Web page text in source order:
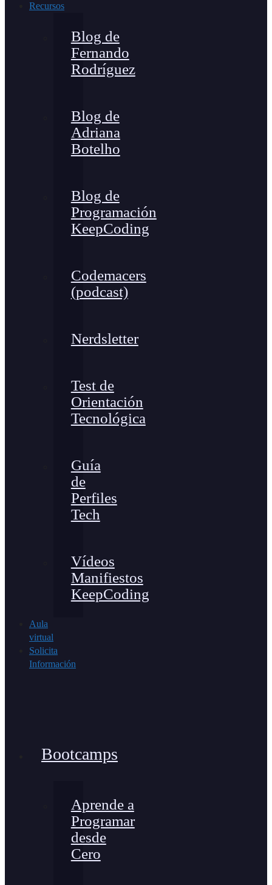
Recursos
Blog de
Fernando
Rodríguez
Blog de
Adriana
Botelho
Blog de
Programación
KeepCoding
Codemacers
(podcast)
Nerdsletter
Test de
Orientación
Tecnológica
Guía
de
Perfiles
Tech
Vídeos
Manifiestos
KeepCoding
Aula
virtual
Solicita
Información
Bootcamps
Aprende a
Programar
desde
Cero